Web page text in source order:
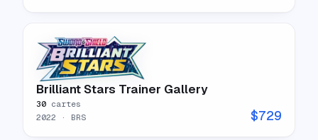
Brilliant Stars Trainer Gallery
30 cartes
2022 · BRS $729